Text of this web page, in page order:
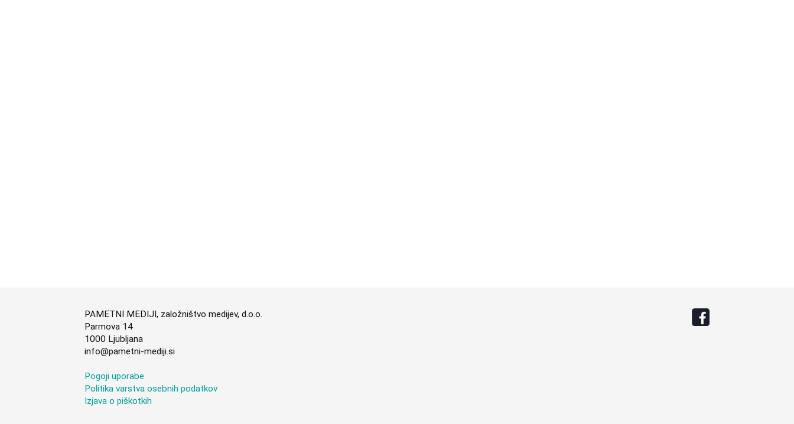
PAMETNI MEDIJI, založništvo medijev, d.o.o.
Parmova 14
1000 Ljubljana
info@pametni-mediji.si
Pogoji uporabe
Politika varstva osebnih podatkov
Izjava o piškotkih